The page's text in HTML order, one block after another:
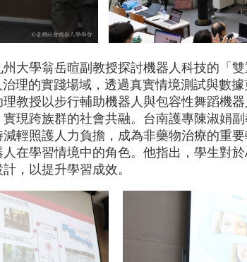
大學翁岳暄副教授探討機器人科技的「
理的實踐場域，透過真實情境測試與數
教授以步行輔助機器人與包容性舞蹈機
現跨族群的社會共融。台南護專陳淑娟
輕照護人力負擔，成為非藥物治療的重
在學習情境中的角色。他指出，學生對
，以提升學習成效。